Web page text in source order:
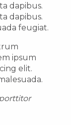
dapibus.
dapibus.
feugiat.
ipsum
elit.